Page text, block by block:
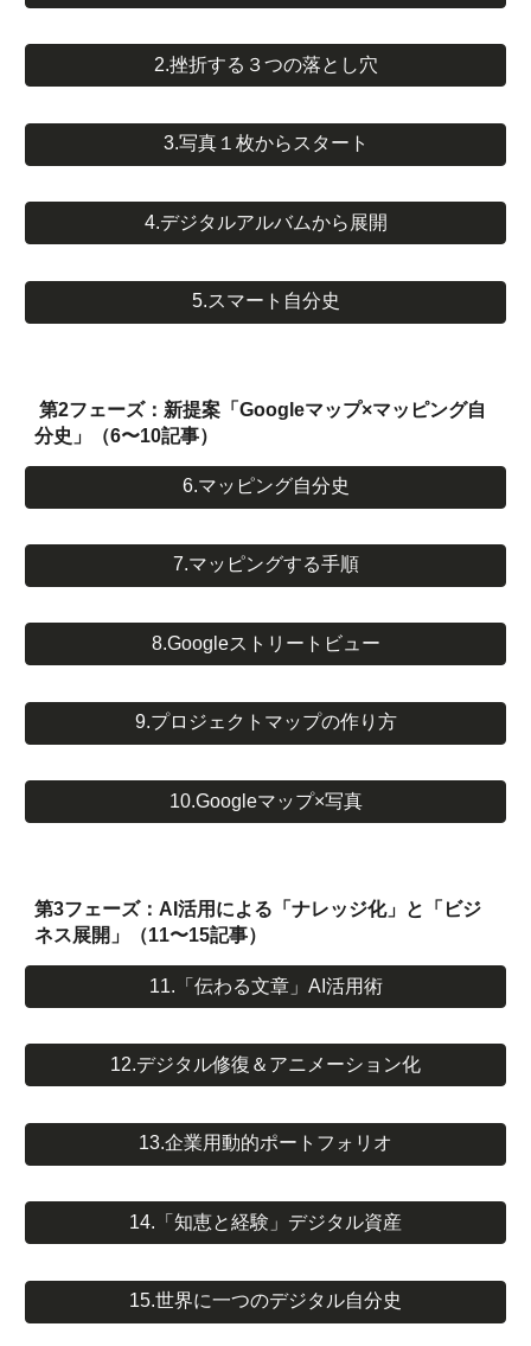
2.挫折する３つの落とし穴
3.写真１枚からスタート
4.デジタルアルバムから展開
5.スマート自分史
第2フェーズ：新提案「Googleマップ×マッピング自
分史」（6〜10記事）
6.マッピング自分史
7.マッピングする手順
8.Googleストリートビュー
9.プロジェクトマップの作り方
10.Googleマップ×写真
第3フェーズ：AI活用による「ナレッジ化」と「ビジ
ネス展開」（11〜15記事）
11.「伝わる文章」AI活用術
12.デジタル修復＆アニメーション化
13.企業用動的ポートフォリオ
14.「知恵と経験」デジタル資産
15.世界に一つのデジタル自分史